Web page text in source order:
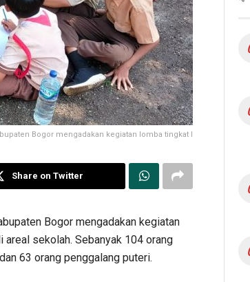
Bogor mengadakan kegiatan lomba tingkat I
Share on Twitter
Bogor mengadakan kegiatan
sekolah. Sebanyak 104 orang
63 orang penggalang puteri.